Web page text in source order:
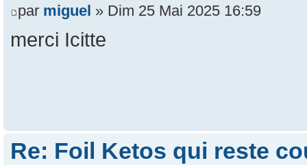
par miguel » Dim 25 Mai 2025 16:59
merci Icitte
Re: Foil Ketos qui reste